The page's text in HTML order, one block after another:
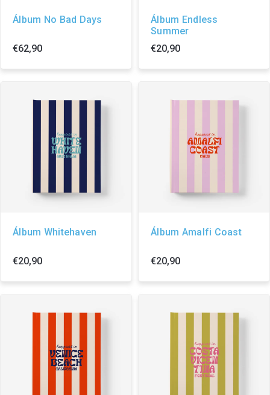
Álbum No Bad Days
€62,90
Álbum Endless
Summer
€20,90
Álbum Whitehaven
€20,90
Álbum Amalfi Coast
€20,90